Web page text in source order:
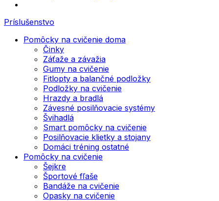
Príslušenstvo
Pomôcky na cvičenie doma
Činky
Záťaže a závažia
Gumy na cvičenie
Fitlopty a balančné podložky
Podložky na cvičenie
Hrazdy a bradlá
Závesné posilňovacie systémy
Švihadlá
Smart pomôcky na cvičenie
Posilňovacie klietky a stojany
Domáci tréning ostatné
Pomôcky na cvičenie
Šejkre
Športové fľaše
Bandáže na cvičenie
Opasky na cvičenie